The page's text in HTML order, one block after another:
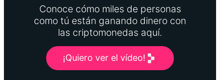
Conoce cómo miles de personas
como tú están ganando dinero con
las criptomonedas aquí.
¡Quiero ver el vídeo!